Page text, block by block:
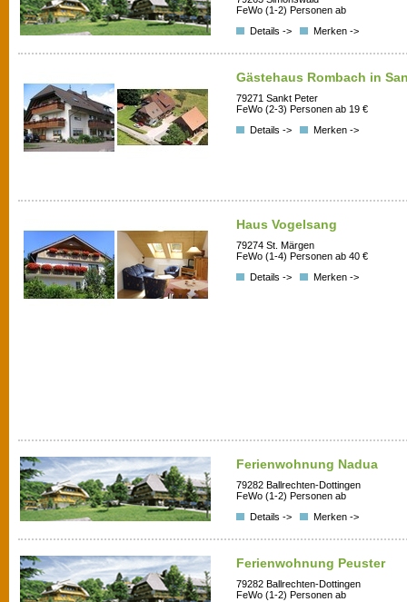
FeWo (1-2) Personen ab
Details ->
Merken ->
Gästehaus Rombach in
79271 Sankt Peter
FeWo (2-3) Personen ab 19 €
Details ->
Merken ->
Haus Vogelsang
79274 St. Märgen
FeWo (1-4) Personen ab 40 €
Details ->
Merken ->
Ferienwohnung Nadua
79282 Ballrechten-Dottingen
FeWo (1-2) Personen ab
Details ->
Merken ->
Ferienwohnung Peuster
79282 Ballrechten-Dottingen
FeWo (1-2) Personen ab